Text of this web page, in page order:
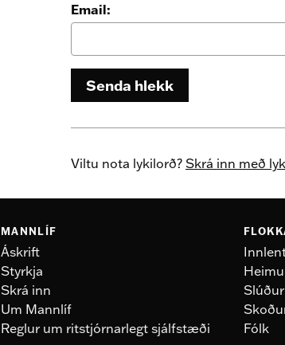
Email:
Senda hlekk
Viltu nota lykilorð? Skrá inn með
MANNLÍF
Áskrift
Styrkja
Skrá inn
Um Mannlíf
Reglur um ritstjórnarlegt sjálfstæði
Slúður
Fólk